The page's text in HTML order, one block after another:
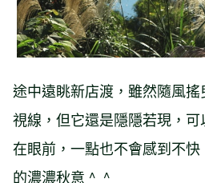
途中遠眺新店渡，雖然隨風
視線，但它還是隱隱若現，
在眼前，一點也不會感到不
的濃濃秋意 ^_^